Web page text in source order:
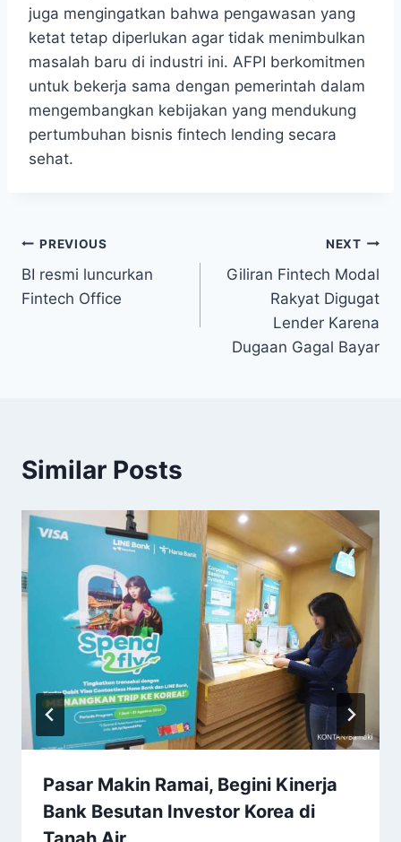
juga mengingatkan bahwa pengawasan yang
ketat tetap diperlukan agar tidak menimbulkan
masalah baru di industri ini. AFPI berkomitmen
untuk bekerja sama dengan pemerintah dalam
mengembangkan kebijakan yang mendukung
pertumbuhan bisnis fintech lending secara
sehat.
Post
navigation
PREVIOUS
BI resmi luncurkan
Fintech Office
NEXT
Giliran Fintech Modal
Rakyat Digugat
Lender Karena
Dugaan Gagal Bayar
Similar Posts
Pasar Makin Ramai, Begini Kinerja
Bank Besutan Investor Korea di